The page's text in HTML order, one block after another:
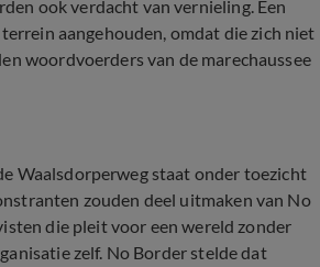
ook verdacht van vernieling. Een
aangehouden, omdat die zich niet
woordvoerders van de marechaussee
Waalsdorperweg staat onder toezicht
zouden deel uitmaken van No
die pleit voor een wereld zonder
zelf. No Border stelde dat